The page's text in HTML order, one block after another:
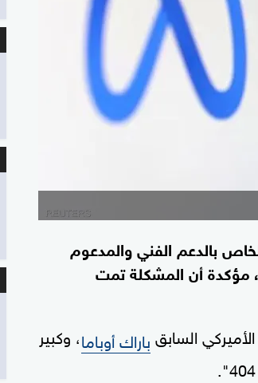
بالدعم الفني والمدعوم
مؤكدة أن المشكلة تمت
السابق باراك أوباما، وكبير